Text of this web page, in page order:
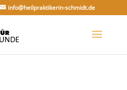
info@heilpraktikerin-schmidt.de